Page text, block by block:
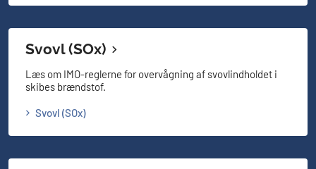
Svovl (SOx)
Læs om IMO-reglerne for overvågning af svovlindholdet i
skibes brændstof.
Svovl (SOx)